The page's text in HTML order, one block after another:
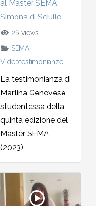
al Master SEMA:
Simona di Sciullo
26 views
SEMA:
Videotestimonianze
La testimonianza di
Martina Genovese,
studentessa della
quinta edizione del
Master SEMA
(2023)